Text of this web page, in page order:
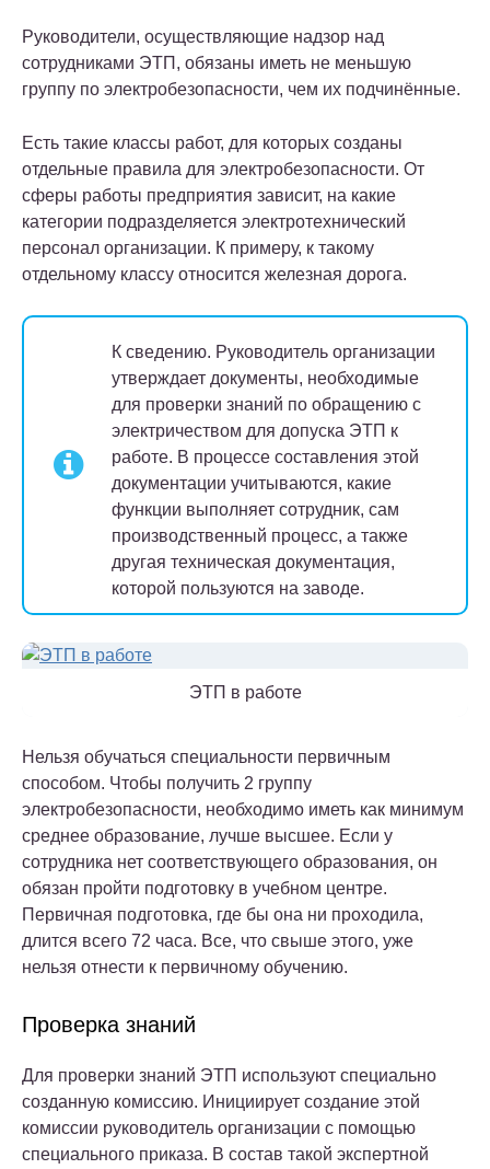
Руководители, осуществляющие надзор над
сотрудниками ЭТП, обязаны иметь не меньшую
группу по электробезопасности, чем их подчинённые.
Есть такие классы работ, для которых созданы
отдельные правила для электробезопасности. От
сферы работы предприятия зависит, на какие
категории подразделяется электротехнический
персонал организации. К примеру, к такому
отдельному классу относится железная дорога.
К сведению. Руководитель организации
утверждает документы, необходимые
для проверки знаний по обращению с
электричеством для допуска ЭТП к
работе. В процессе составления этой
документации учитываются, какие
функции выполняет сотрудник, сам
производственный процесс, а также
другая техническая документация,
которой пользуются на заводе.
ЭТП в работе
Нельзя обучаться специальности первичным
способом. Чтобы получить 2 группу
электробезопасности, необходимо иметь как минимум
среднее образование, лучше высшее. Если у
сотрудника нет соответствующего образования, он
обязан пройти подготовку в учебном центре.
Первичная подготовка, где бы она ни проходила,
длится всего 72 часа. Все, что свыше этого, уже
нельзя отнести к первичному обучению.
Проверка знаний
Для проверки знаний ЭТП используют специально
созданную комиссию. Инициирует создание этой
комиссии руководитель организации с помощью
специального приказа. В состав такой экспертной